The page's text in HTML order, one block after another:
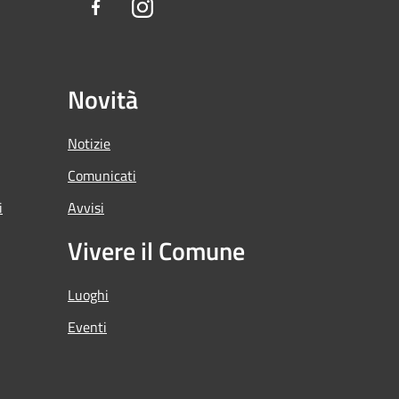
FacebookInstagram
Novità
Notizie
Comunicati
Avvisi
Vivere il Comune
Luoghi
Eventi